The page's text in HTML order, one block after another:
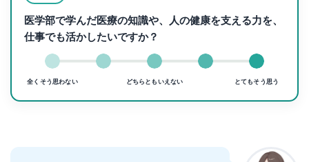
医学部で学んだ医療の知識や、人の健康を支える力を、
仕事でも活かしたいですか？
全くそう思わない どちらともいえない とてもそう思う